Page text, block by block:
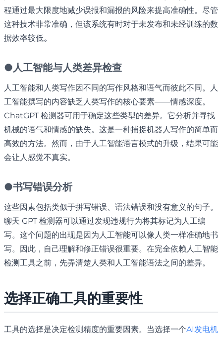
程通过最大限度地减少误报和漏报的风险来提高准确性。尽管
这种技术非常准确，但该系统有时对于未发布和未经训练的数
据效率较低。
●人工智能与人类差异检查
人工智能和人类写作因不同的写作风格和语气而彼此不同。人
工智能撰写的内容缺乏人类写作的核心要素——情感深度。
ChatGPT 检测器可用于确定这些类型的差异。它分析并寻找
机械的语气和情感的缺失。这是一种捕捉机器人写作的简单而
高效的方法。然而，由于人工智能语言模式的升级，结果可能
会让人感觉不真实。
●书写错误分析
这些因素包括类似于拼写错误、语法错误和没有意义的句子。
聊天 GPT 检测器可以通过发现违规行为将其标记为人工编
写。这个问题的出现是因为人工智能可以像人类一样准确地书
写。因此，自己理解和修正错误很重要。在完全依赖人工智能
检测工具之前，先弄清楚人类和人工智能语法之间的差异。
选择正确工具的重要性
工具的选择是决定检测精度的重要因素。当选择一个AI发电机